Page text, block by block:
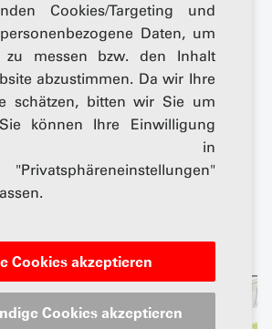
Cookies/Targeting und
Daten, um
zu messen bzw. den Inhalt
abzustimmen. Da wir Ihre
schätzen, bitten wir Sie um
können Ihre Einwilligung
in
Cookies akzeptieren
Cookies akzeptieren
Ladezeiten könnten der E-
mit Feststoffbatterien
noch einige technologische
grossflächiger Serieneinsatz
2025